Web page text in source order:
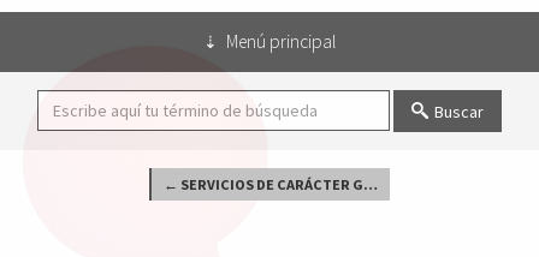
Menú principal
Buscar
← SERVICIOS DE CARÁCTER GENERAL